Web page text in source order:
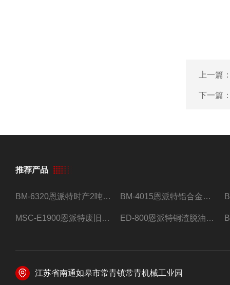
上一篇
下一篇
推荐产品
BM-6320恩派特时产2吨合金钢屑压饼机 BM-4015恩派特铝合金屑压饼机 脱油效果好
MSC-E1900恩派特废旧锂电池极片破碎处理设备 ED-800恩派特铜渣脱油机废铜屑铝屑甩油机
江苏省南通如皋市常青镇常青机械工业园